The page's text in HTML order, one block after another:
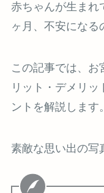
赤ちゃんが生まれ
ヶ月、不安になる
この記事では、お
リット・デメリッ
ントを解説します。
素敵な思い出の写